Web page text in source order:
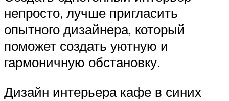
непросто, лучше пригласить
опытного дизайнера, который
поможет создать уютную и
гармоничную обстановку.
Дизайн интерьера кафе в синих